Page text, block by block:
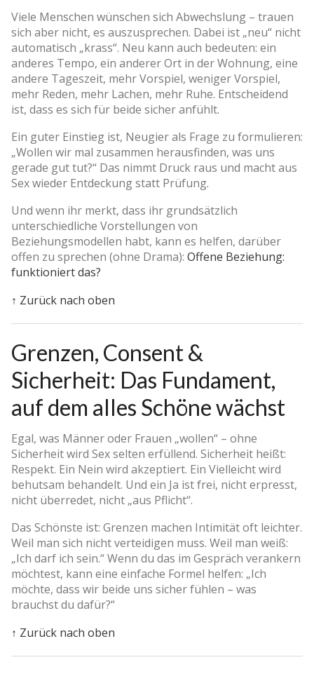
Viele Menschen wünschen sich Abwechslung – trauen
sich aber nicht, es auszusprechen. Dabei ist „neu“ nicht
automatisch „krass“. Neu kann auch bedeuten: ein
anderes Tempo, ein anderer Ort in der Wohnung, eine
andere Tageszeit, mehr Vorspiel, weniger Vorspiel,
mehr Reden, mehr Lachen, mehr Ruhe. Entscheidend
ist, dass es sich für beide sicher anfühlt.
Ein guter Einstieg ist, Neugier als Frage zu formulieren:
„Wollen wir mal zusammen herausfinden, was uns
gerade gut tut?“ Das nimmt Druck raus und macht aus
Sex wieder Entdeckung statt Prüfung.
Und wenn ihr merkt, dass ihr grundsätzlich
unterschiedliche Vorstellungen von
Beziehungsmodellen habt, kann es helfen, darüber
offen zu sprechen (ohne Drama): Offene Beziehung:
funktioniert das?
↑ Zurück nach oben
Grenzen, Consent &
Sicherheit: Das Fundament,
auf dem alles Schöne wächst
Egal, was Männer oder Frauen „wollen“ – ohne
Sicherheit wird Sex selten erfüllend. Sicherheit heißt:
Respekt. Ein Nein wird akzeptiert. Ein Vielleicht wird
behutsam behandelt. Und ein Ja ist frei, nicht erpresst,
nicht überredet, nicht „aus Pflicht“.
Das Schönste ist: Grenzen machen Intimität oft leichter.
Weil man sich nicht verteidigen muss. Weil man weiß:
„Ich darf ich sein.“ Wenn du das im Gespräch verankern
möchtest, kann eine einfache Formel helfen: „Ich
möchte, dass wir beide uns sicher fühlen – was
brauchst du dafür?“
↑ Zurück nach oben